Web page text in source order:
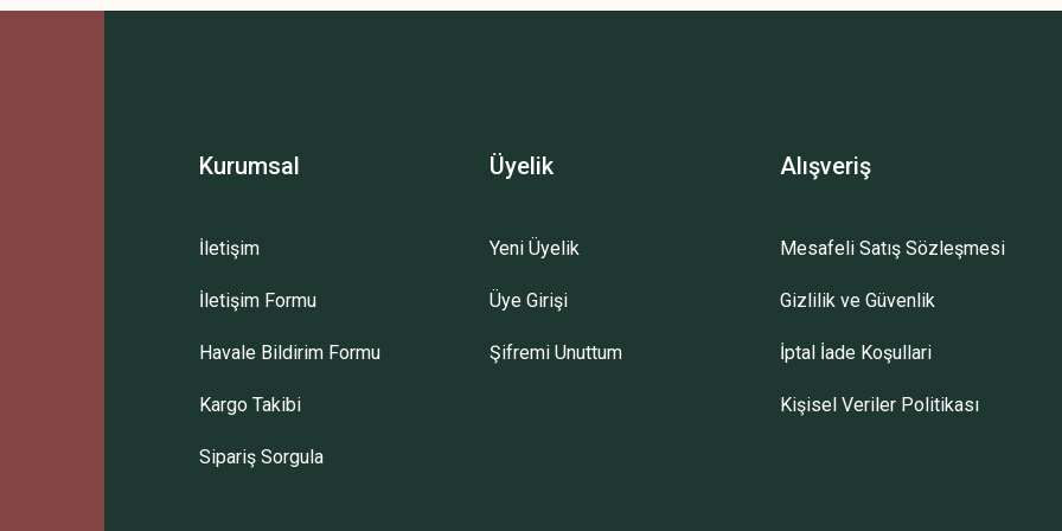
Bu ürüne ilk yorumu siz yapın!
Gönder
Kurumsal
İletişim
İletişim Formu
Havale Bildirim Formu
Kargo Takibi
Sipariş Sorgula
Üyelik
Yeni Üyelik
Üye Girişi
Şifremi Unuttum
Alışveriş
Mesafeli Satış Sözleşmesi
Gizlilik ve Güvenlik
İptal İade Koşullari
Kişisel Veriler Politikası